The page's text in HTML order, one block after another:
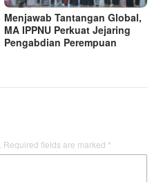
Menjawab Tantangan Global,
MA IPPNU Perkuat Jejaring
Pengabdian Perempuan
Required fields are marked *